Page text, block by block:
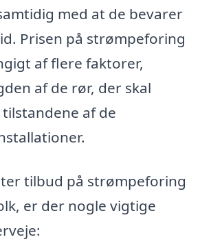
med at de bevarer
Prisen på strømpeforing
af flere faktorer,
af de rør, der skal
af de
tilbud på strømpeforing
er der nogle vigtige